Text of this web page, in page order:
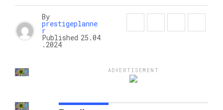
By
prestigeplanne
r
Published 25.04
.2024
ADVERTISEMENT